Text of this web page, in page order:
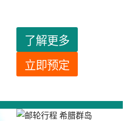
了解更多
立即预定